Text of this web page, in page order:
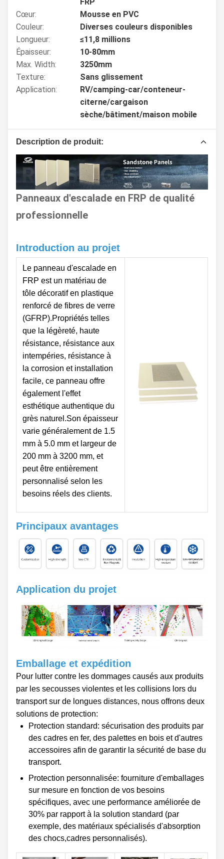
Cœur:
Mousse en PVC
Couleur:
Diverses couleurs disponibles
Longueur:
≤11,8 millions
Épaisseur:
10-80mm
Max. Width:
3250mm
Texture:
Sans glissement
Application:
RV/camping-car/conteneur-
citerne/cargaison
sèche/bâtiment/maison mobile
Description de produit:
Panneaux d'escalade en FRP de qualité
professionnelle
Introduction au projet
Le panneau d'escalade en
FRP est un matériau de
tôle décoratif en plastique
renforcé de fibres de verre
(GFRP).Propriétés telles
que la légèreté, haute
résistance, résistance aux
intempéries, résistance à
la corrosion et installation
facile, ce panneau offre
également l'effet
esthétique authentique du
grès naturel.Son épaisseur
varie généralement de 1.5
mm à 5.0 mm et largeur de
200 mm à 3200 mm, et
peut être entièrement
personnalisé selon les
besoins réels des clients.
Principaux avantages
Application du projet
Emballage et expédition
Pour lutter contre les dommages causés aux produits
par les secousses violentes et les collisions lors du
transport sur de longues distances, nous offrons deux
solutions de protection:
Protection standard: sécurisation des produits par
des cadres en fer, des palettes en bois et d'autres
accessoires afin de garantir la sécurité de base du
transport.
Protection personnalisée: fourniture d'emballages
sur mesure en fonction de vos besoins
spécifiques, avec une performance améliorée de
30% par rapport à la solution standard (par
exemple, des matériaux spécialisés d'absorption
des chocs,cadres personnalisés).